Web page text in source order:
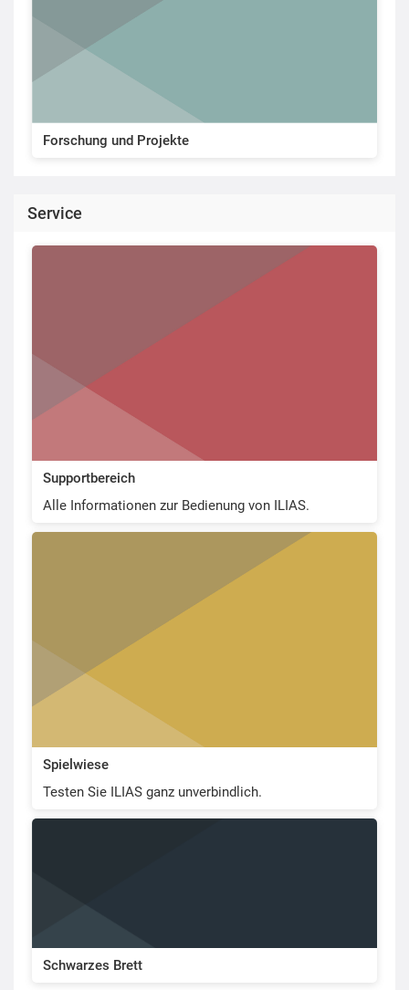
Forschung und Projekte
Service
Supportbereich
Alle Informationen zur Bedienung von ILIAS.
Spielwiese
Testen Sie ILIAS ganz unverbindlich.
Schwarzes Brett